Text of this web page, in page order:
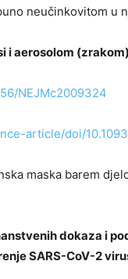
neučinkovitom u
i aerosolom
NEJMc2009324
article/doi/
maska barem
dokaza i
SARS-CoV-2